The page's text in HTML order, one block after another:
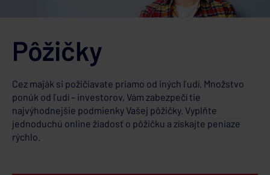
Pôžičky
Cez maják si požičiavate priamo od iných ľudí. Množstvo
ponúk od ľudí – investorov, Vám zabezpečí tie
najvýhodnejšie podmienky Vašej pôžičky. Vyplňte
jednoduchú online žiadosť o pôžičku a získajte peniaze
rýchlo.